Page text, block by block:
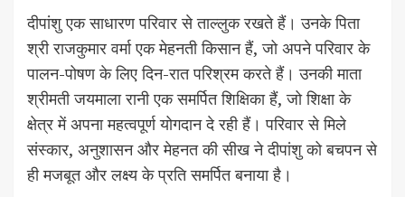
दीपांशु एक साधारण परिवार से ताल्लुक रखते हैं। उनके पिता
श्री राजकुमार वर्मा एक मेहनती किसान हैं, जो अपने परिवार के
पालन-पोषण के लिए दिन-रात परिश्रम करते हैं। उनकी माता
श्रीमती जयमाला रानी एक समर्पित शिक्षिका हैं, जो शिक्षा के
क्षेत्र में अपना महत्वपूर्ण योगदान दे रही हैं। परिवार से मिले
संस्कार, अनुशासन और मेहनत की सीख ने दीपांशु को बचपन से
ही मजबूत और लक्ष्य के प्रति समर्पित बनाया है।